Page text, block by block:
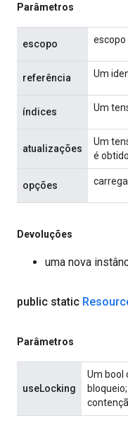
Parâmetros
escopo escopo
referência Um
índices Um
atualizações
Um
é
opções
Devoluções
uma nova
public static
Parâmetros
useLocking
Um bool